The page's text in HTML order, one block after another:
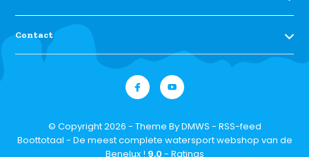
Contact
© Copyright 2026 - Theme ByDMWS - RSS-feed
Boottotaal - De meest complete watersport webshop van de
Benelux ! 9,0 - Ratings